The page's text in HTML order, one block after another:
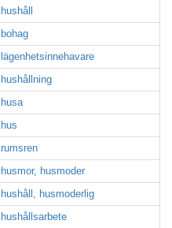
hushåll
bohag
lägenhetsinnehavare
hushållning
husa
hus
rumsren
husmor, husmoder
hushåll, husmoderlig
hushållsarbete